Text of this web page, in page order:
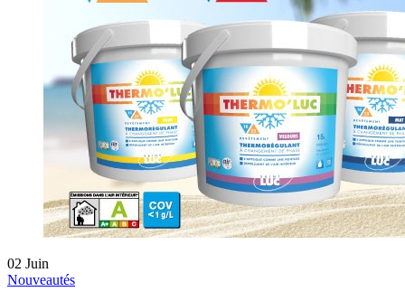
02 Juin
Nouveautés